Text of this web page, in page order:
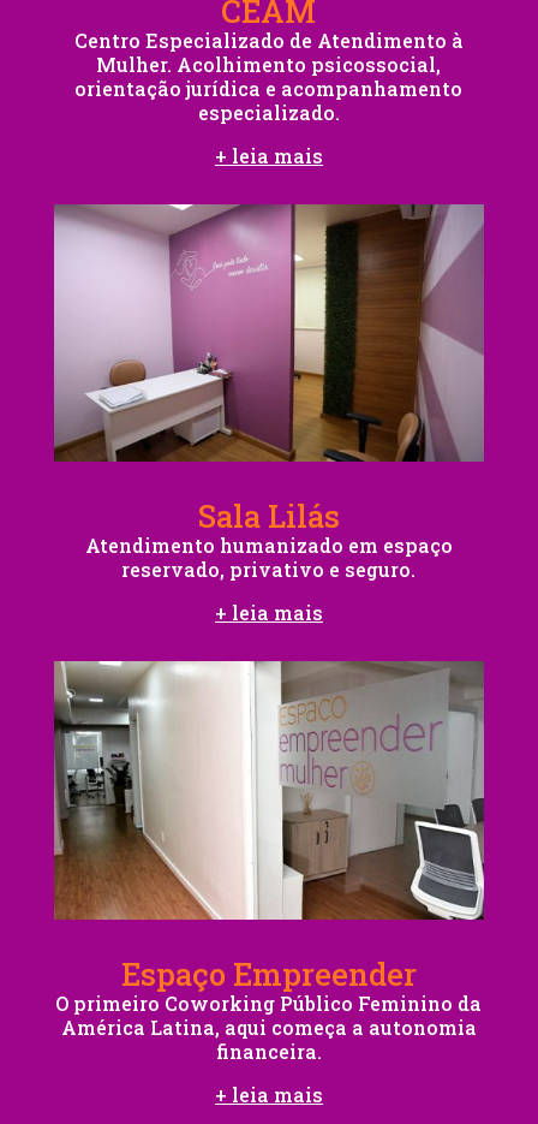
CEAM
Centro Especializado de Atendimento à
Mulher. Acolhimento psicossocial,
orientação jurídica e acompanhamento
especializado.
+ leia mais
Sala Lilás
Atendimento humanizado em espaço
reservado, privativo e seguro.
+ leia mais
Espaço Empreender
O primeiro Coworking Público Feminino da
América Latina, aqui começa a autonomia
financeira.
+ leia mais